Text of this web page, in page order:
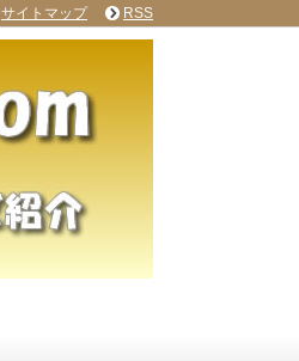
サイトマップ RSS